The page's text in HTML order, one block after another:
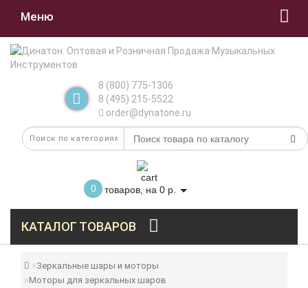
Меню
8 (800) 775-1306
8 (495) 215-5522
order@dynatone.ru
0 товаров, на 0 р.
КАТАЛОГ ТОВАРОВ
Зеркальные шары и моторы
Моторы для зеркальных шаров